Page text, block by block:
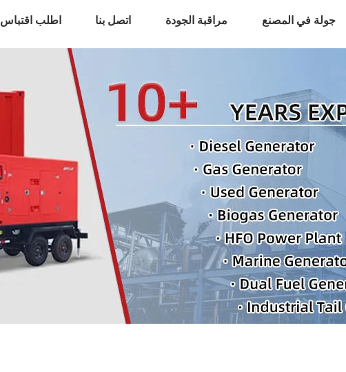
جولة في المصنع مراقبة الجودة اتصل بنا اطلب اقتباس